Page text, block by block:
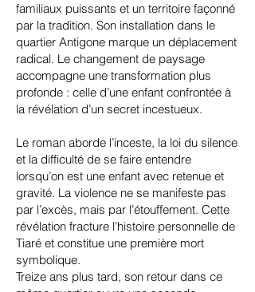
familiaux puissants et un territoire façonné
par la tradition. Son installation dans le
quartier Antigone marque un déplacement
radical. Le changement de paysage
accompagne une transformation plus
profonde : celle d’une enfant confrontée à
la révélation d’un secret incestueux.
Le roman aborde l’inceste, la loi du silence
et la difficulté de se faire entendre
lorsqu’on est une enfant avec retenue et
gravité. La violence ne se manifeste pas
par l’excès, mais par l’étouffement. Cette
révélation fracture l’histoire personnelle de
Tiaré et constitue une première mort
symbolique.
Treize ans plus tard, son retour dans ce